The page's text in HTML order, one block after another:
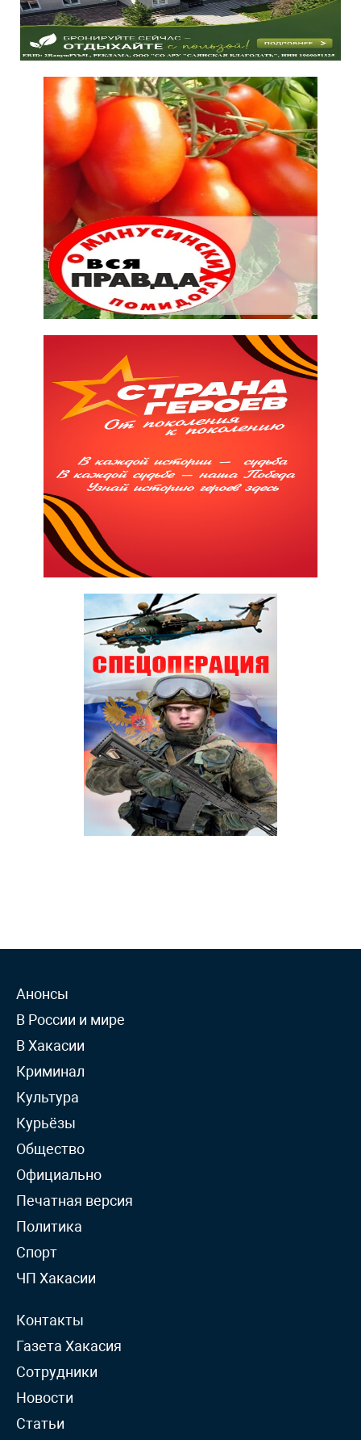
Анонсы
В России и мире
В Хакасии
Криминал
Культура
Курьёзы
Общество
Официально
Печатная версия
Политика
Спорт
ЧП Хакасии
Контакты
Газета Хакасия
Сотрудники
Новости
Статьи